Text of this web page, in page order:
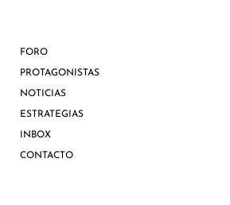
FORO
PROTAGONISTAS
NOTICIAS
ESTRATEGIAS
INBOX
CONTACTO